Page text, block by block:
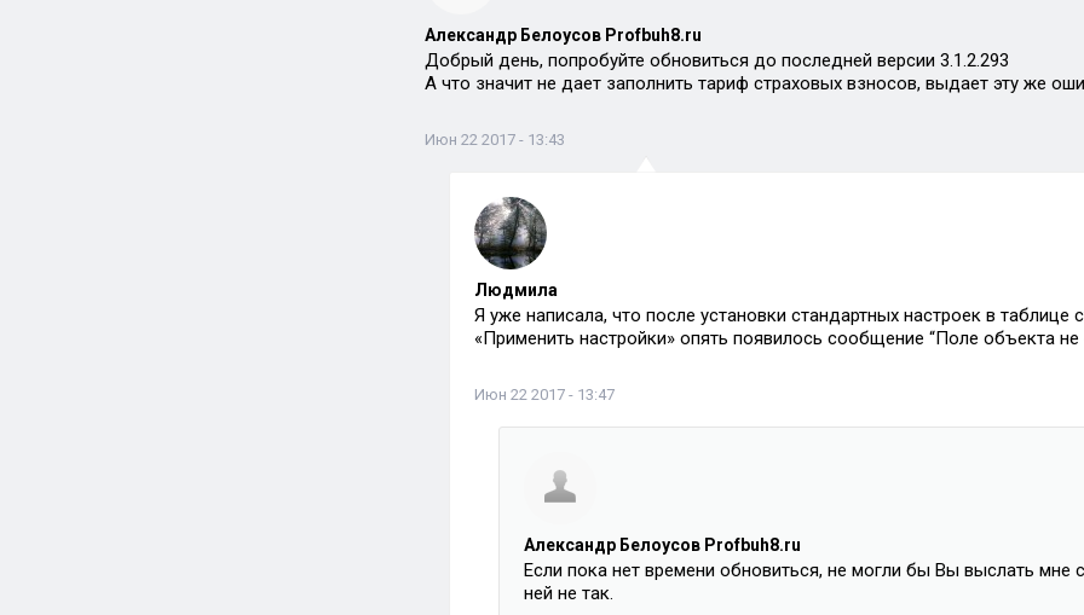
Александр Белоусов Profbuh8.ru
Добрый день, попробуйте обновиться до последней версии 3.1.2.293
А что значит не дает заполнить тариф страховых взносов, выдает эту же
Июн 22 2017 - 13:43
Людмила
Я уже написала, что после установки стандартных настроек в
«Применить настройки» опять появилось сообщение “Поле объекта
Июн 22 2017 - 13:47
Александр Белоусов Profbuh8.ru
Если пока нет времени обновиться, не могли бы Вы выслать
ней не так.